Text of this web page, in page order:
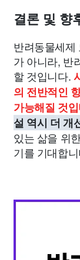
결론 및 향
반려동물세제
가 아니라, 반
할 것입니다.
의 전반적인
가능해질 것
설 역시 더 개
있는 삶을 위
기를 기대합